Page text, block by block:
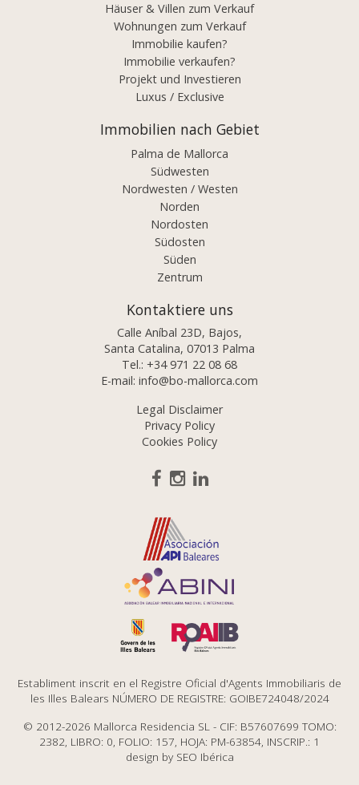
Häuser & Villen zum Verkauf
Wohnungen zum Verkauf
Immobilie kaufen?
Immobilie verkaufen?
Projekt und Investieren
Luxus / Exclusive
Immobilien nach Gebiet
Palma de Mallorca
Südwesten
Nordwesten / Westen
Norden
Nordosten
Südosten
Süden
Zentrum
Kontaktiere uns
Calle Aníbal 23D, Bajos,
Santa Catalina, 07013 Palma
Tel.: +34 971 22 08 68
E-mail: info@bo-mallorca.com
Legal Disclaimer
Privacy Policy
Cookies Policy
Establiment inscrit en el Registre Oficial d'Agents Immobiliaris de
les Illes Balears NÚMERO DE REGISTRE: GOIBE724048/2024
© 2012-2026 Mallorca Residencia SL - CIF: B57607699 TOMO:
2382, LIBRO: 0, FOLIO: 157, HOJA: PM-63854, INSCRIP.: 1
design by SEO Ibérica